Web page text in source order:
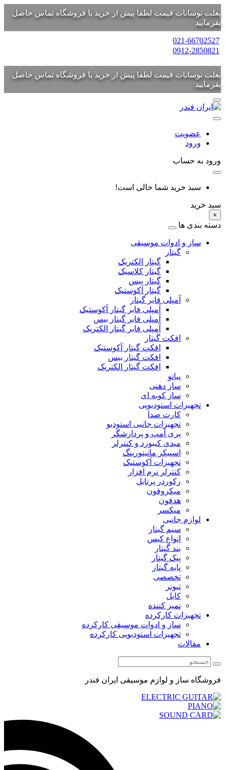
بعلت نوسانات قیمت لطفا پیش از خرید با فروشگاه تماس حاصل
بفرمایید
021-66702527
0912-2850821
بعلت نوسانات قیمت لطفا پیش از خرید با فروشگاه تماس حاصل
بفرمایید
عضویت
ورود
ورود به حساب
سبد خرید شما خالی است!
سبد خرید
×
دسته بندی ها
ساز و ادوات موسیقی
گیتار
گیتار الکتریک
گیتار کلاسیک
گیتار بیس
گیتار آکوستیک
آمپلی فایر گیتار
آمپلی فایر گیتار آکوستیک
آمپلی فایر گیتار بیس
آمپلی فایر گیتار الکتریک
افکت گیتار
افکت گیتار آکوستیک
افکت گیتار بیس
افکت گیتار الکتریک
پیانو
ساز دهنی
ساز کوبه ای
تجهیزات استودیویی
کارت صدا
تجهیزات جانبی استودیو
پری آمپ و پردازشگر
میدی کیبورد و کنترلر
اسپیکر مانیتورینگ
تجهیزات آکوستیک
کنترلر نرم افزار
رکوردر پرتابل
میکروفون
هدفون
میکسر
لوازم جانبی
سیم گیتار
انواع کیس
بند گیتار
پیک گیتار
پایه گیتار
تخصصی
تیونر
کابل
تمیز کننده
تجهیزات کارکرده
ساز و ادوات موسیقی کارکرده
تجهیزات استودیویی کارکرده
مقالات
فروشگاه ساز و لوازم موسیقی ایران فندر